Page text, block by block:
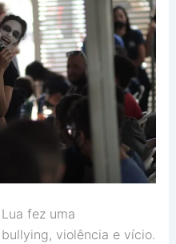
fez uma
violência e vício.